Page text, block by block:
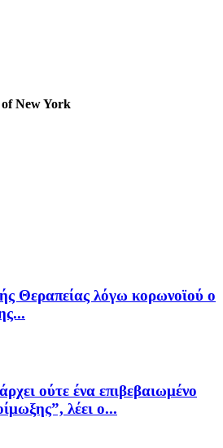
New York
Θεραπείας λόγω κορωνοϊού ο
ούτε ένα επιβεβαιωμένο
λέει ο...